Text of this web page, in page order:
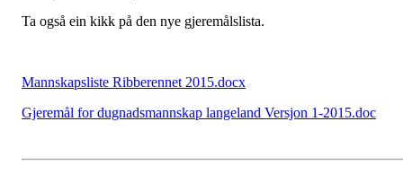
Ta også ein kikk på den nye gjeremålslista.
Mannskapsliste Ribberennet 2015.docx
Gjeremål for dugnadsmannskap langeland Versjon 1-2015.doc